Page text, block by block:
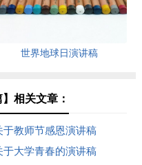
世界地球日演讲稿
相关文章：
于教师节感恩演讲稿
于大学青春的演讲稿